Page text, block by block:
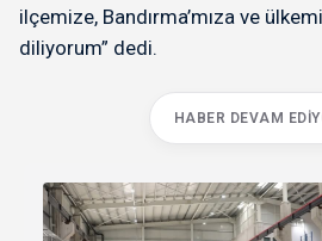
ilçemize, Bandırma’mıza ve
diliyorum” dedi.
HABER DEVAM